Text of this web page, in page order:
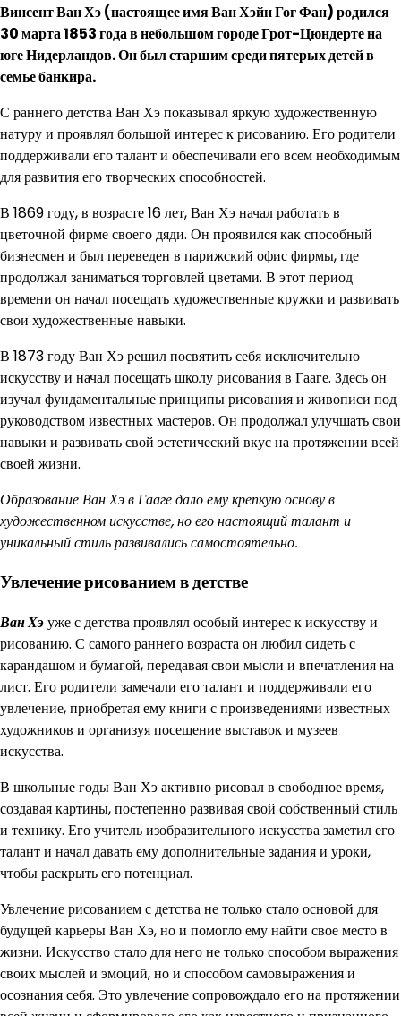
Винсент Ван Хэ (настоящее имя Ван Хэйн Гог Фан) родился
30 марта 1853 года в небольшом городе Грот-Цюндерте на
юге Нидерландов. Он был старшим среди пятерых детей в
семье банкира.
С раннего детства Ван Хэ показывал яркую художественную
натуру и проявлял большой интерес к рисованию. Его родители
поддерживали его талант и обеспечивали его всем необходимым
для развития его творческих способностей.
В 1869 году, в возрасте 16 лет, Ван Хэ начал работать в
цветочной фирме своего дяди. Он проявился как способный
бизнесмен и был переведен в парижский офис фирмы, где
продолжал заниматься торговлей цветами. В этот период
времени он начал посещать художественные кружки и развивать
свои художественные навыки.
В 1873 году Ван Хэ решил посвятить себя исключительно
искусству и начал посещать школу рисования в Гааге. Здесь он
изучал фундаментальные принципы рисования и живописи под
руководством известных мастеров. Он продолжал улучшать свои
навыки и развивать свой эстетический вкус на протяжении всей
своей жизни.
Образование Ван Хэ в Гааге дало ему крепкую основу в
художественном искусстве, но его настоящий талант и
уникальный стиль развивались самостоятельно.
Увлечение рисованием в детстве
Ван Хэуже с детства проявлял особый интерес к искусству и
рисованию. С самого раннего возраста он любил сидеть с
карандашом и бумагой, передавая свои мысли и впечатления на
лист. Его родители замечали его талант и поддерживали его
увлечение, приобретая ему книги с произведениями известных
художников и организуя посещение выставок и музеев
искусства.
В школьные годы Ван Хэ активно рисовал в свободное время,
создавая картины, постепенно развивая свой собственный стиль
и технику. Его учитель изобразительного искусства заметил его
талант и начал давать ему дополнительные задания и уроки,
чтобы раскрыть его потенциал.
Увлечение рисованием с детства не только стало основой для
будущей карьеры Ван Хэ, но и помогло ему найти свое место в
жизни. Искусство стало для него не только способом выражения
своих мыслей и эмоций, но и способом самовыражения и
осознания себя. Это увлечение сопровождало его на протяжении